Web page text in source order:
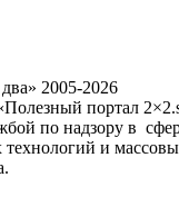
2005-2026
портал
по надзору в
и